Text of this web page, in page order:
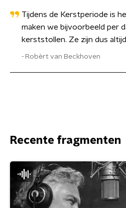
Tijdens de Kerstperiode is
maken we bijvoorbeeld per
kerststollen. Ze zijn dus
Robèrt van Beckhoven
Recente fragmenten